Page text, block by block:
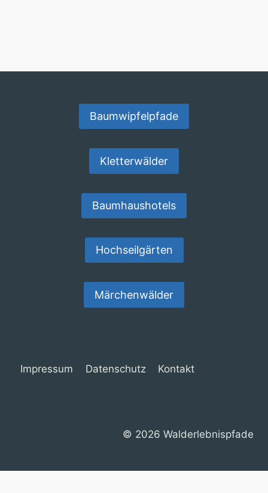
Baumwipfelpfade
Kletterwälder
Baumhaushotels
Hochseilgärten
Märchenwälder
Impressum Datenschutz Kontakt
© 2026 Walderlebnispfade